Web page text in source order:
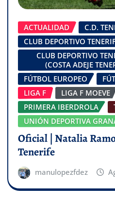
ACTUALIDAD
C.D.
CLUB DEPORTIVO
CLUB DEPORTIVO
(COSTA ADEJE
FÚTBOL EUROPEO
LIGA F
LIGA F MOEVE
PRIMERA IBERDROLA
UNIÓN DEPORTIVA
Oficial | Natalia
Tenerife
manulopezfdez